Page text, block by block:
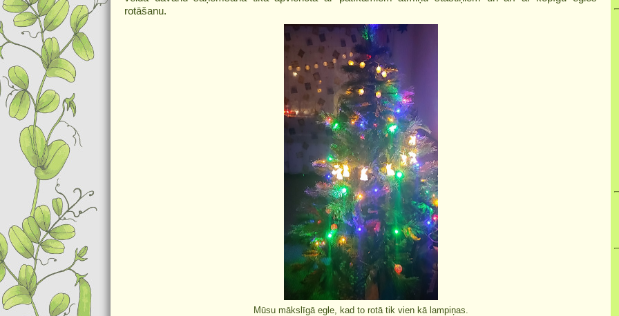
rotāšanu.
Mūsu mākslīgā egle, kad to rotā tik vien kā lampiņas.